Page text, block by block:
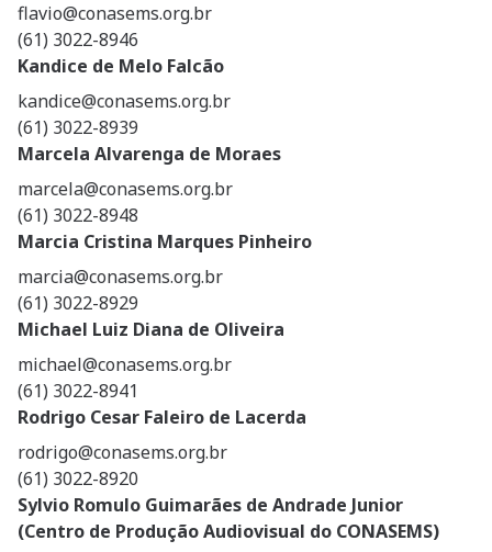
flavio@conasems.org.br
(61) 3022-8946
Kandice de Melo Falcão
kandice@conasems.org.br
(61) 3022-8939
Marcela Alvarenga de Moraes
marcela@conasems.org.br
(61) 3022-8948
Marcia Cristina Marques Pinheiro
marcia@conasems.org.br
(61) 3022-8929
Michael Luiz Diana de Oliveira
michael@conasems.org.br
(61) 3022-8941
Rodrigo Cesar Faleiro de Lacerda
rodrigo@conasems.org.br
(61) 3022-8920
Sylvio Romulo Guimarães de Andrade Junior
(Centro de Produção Audiovisual do CONASEMS)